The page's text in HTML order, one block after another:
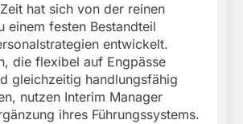
hat sich von der reinen
einem festen Bestandteil
entwickelt.
die flexibel auf Engpässe
gleichzeitig handlungsfähig
nutzen Interim Manager
ihres Führungssystems.